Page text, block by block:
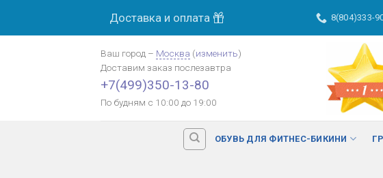
Доставка и оплата 8(804)333-
Ваш город – Москва (изменить)
Доставим заказ послезавтра
+7(499)350-13-80
По будням с 10:00 до 19:00
ОБУВЬ ДЛЯ ФИТНЕС-БИКИНИ
МОСКВА изменить
Оплата картой банка